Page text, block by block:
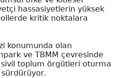
hassasiyetlerin yüksek
kritik noktalara
konumunda olan
ve TBMM çevresinde
sivil toplum örgütleri oturma